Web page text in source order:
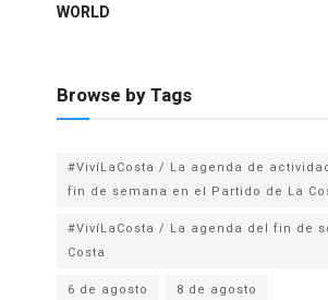
WORLD
Browse by Tags
#VivíLaCosta / La agenda de
fin de semana en el Partido de La
#VivíLaCosta / La agenda del fin de
Costa
6 de agosto
8 de agosto